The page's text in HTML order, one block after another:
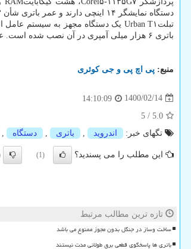
دستگاه نمایشگر ۱۴ اینچی دارند و عمر باتری شأن ۱۳ ساعت است.
باتری ۶ هزار میلی آمپری در آن نصب شده است. علاوه بر آن تبلت مذکور یک دوربین سلفی ۵ مگاپیکسلی دارد. لپ تاپ های این سری در ماه ژوئن در ماه عرضه می شوند.
منبع: پی اچ پی و جی كوئری
1400/02/14
14:10:09
5.0
/
5
تگهای خبر:
اندروید باتری دستگاه
این مطلب را می پسندید؟ (1)
تازه ترین مطالب مرتبط
ساخت وساز در جنگل بدون مجوز ممنوع می باشد
باتری ها پاسخگوی قطعی برق طولانی مدت نیستند